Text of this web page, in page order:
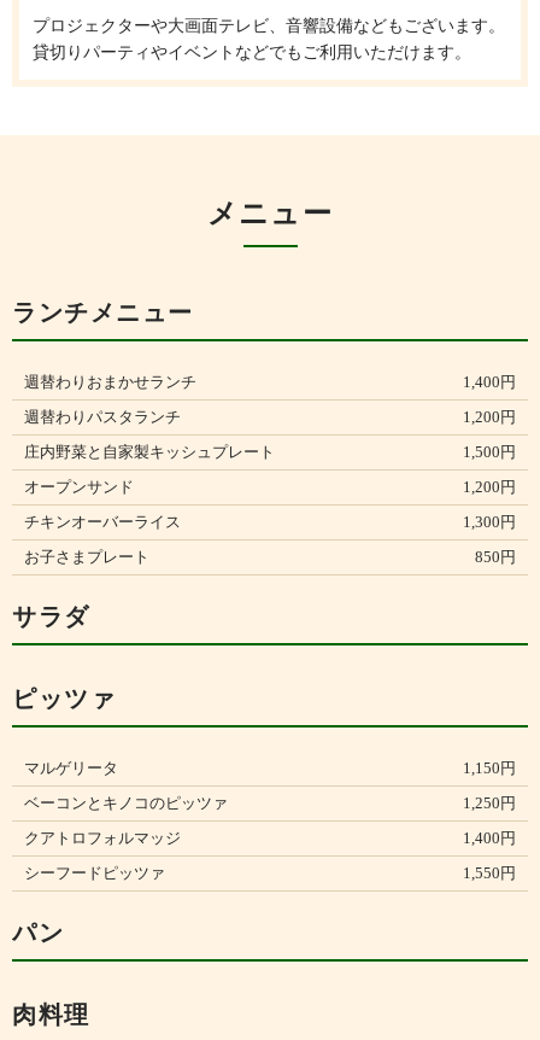
プロジェクターや大画面テレビ、音響設備などもございます。
貸切りパーティやイベントなどでもご利用いただけます。
メニュー
ランチメニュー
週替わりおまかせランチ 1,400円
週替わりパスタランチ 1,200円
庄内野菜と自家製キッシュプレート 1,500円
オープンサンド 1,200円
チキンオーバーライス 1,300円
お子さまプレート 850円
サラダ
ピッツァ
マルゲリータ 1,150円
ベーコンとキノコのピッツァ 1,250円
クアトロフォルマッジ 1,400円
シーフードピッツァ 1,550円
パン
肉料理